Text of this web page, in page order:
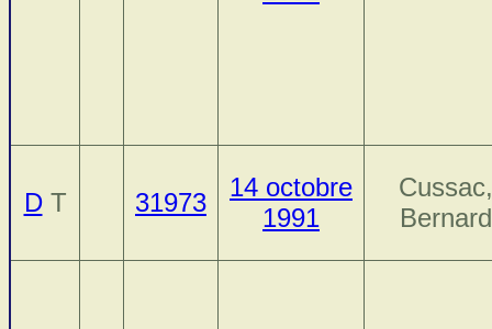
DT 31973
14 octobre
1991
Cussac,
Bernard